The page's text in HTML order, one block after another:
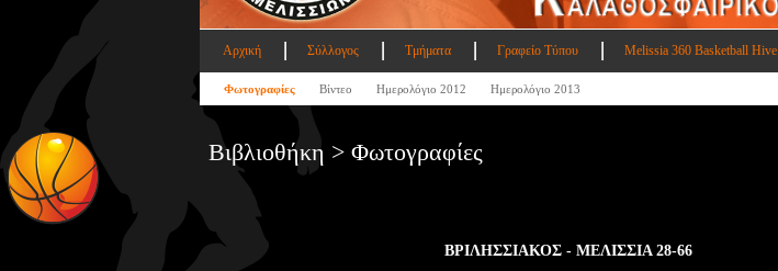
Αρχική Σύλλογος Τμήματα Γραφείο Τύπου Melissia 360 Basketball Hive
Φωτογραφίες Βίντεο Ημερολόγιο 2012 Ημερολόγιο 2013
Βιβλιοθήκη > Φωτογραφίες
ΒΡΙΛΗΣΣΙΑΚΟΣ - ΜΕΛΙΣΣΙΑ 28-66